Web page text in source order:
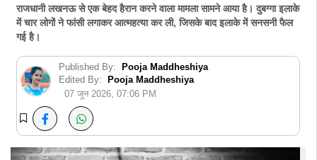
राजधानी लखनऊ से एक बेहद हैरान करने वाला मामला सामने आया है। दुबग्गा इलाके
में चार लोगों ने फांसी लगाकर आत्महत्या कर ली, जिसके बाद इलाके में सनसनी फैल
गई है।
Published By:
Pooja Maddheshiya
Edited By:
Pooja Maddheshiya
07 जून 2026, 07:06 PM